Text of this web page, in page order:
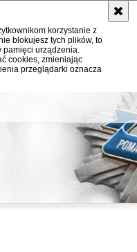
korzystanie z
blokujesz tych plików, to
pamięci urządzenia.
cookies, zmieniając
przeglądarki oznacza